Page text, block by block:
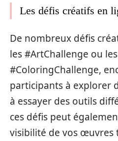
Les défis créatifs en
De nombreux défis
les #ArtChallenge ou les
#ColoringChallenge,
participants à explorer
à essayer des outils
ces défis peut
visibilité de vos œuvres